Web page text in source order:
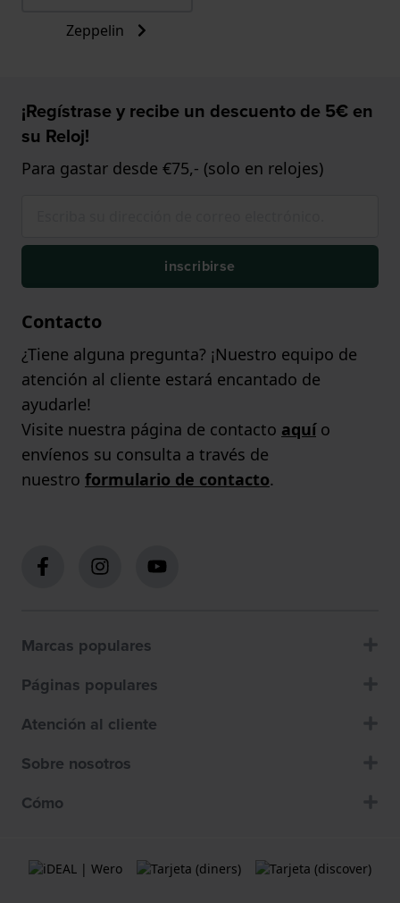
Zeppelin
¡Regístrase y recibe un descuento de 5€ en
su Reloj!
Para gastar desde €75,- (solo en relojes)
inscribirse
Contacto
¿Tiene alguna pregunta? ¡Nuestro equipo de
atención al cliente estará encantado de
ayudarle!
Visite nuestra página de contacto aquío
envíenos su consulta a través de
nuestro formulario de contacto.
Marcas populares
Páginas populares
Atención al cliente
Sobre nosotros
Cómo